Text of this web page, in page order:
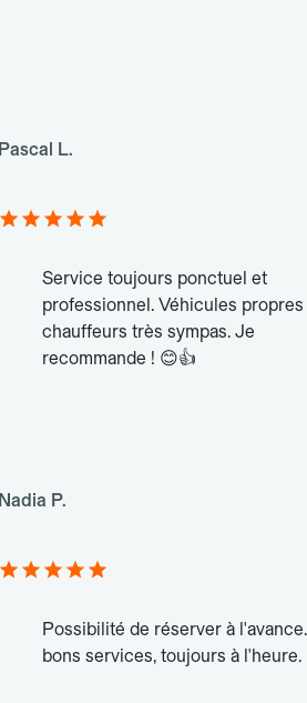
Pascal L.
Service toujours ponctuel et
professionnel. Véhicules
chauffeurs très sympas. Je
recommande ! 😊👍
Nadia P.
Possibilité de réserver à
bons services, toujours à l'heure.